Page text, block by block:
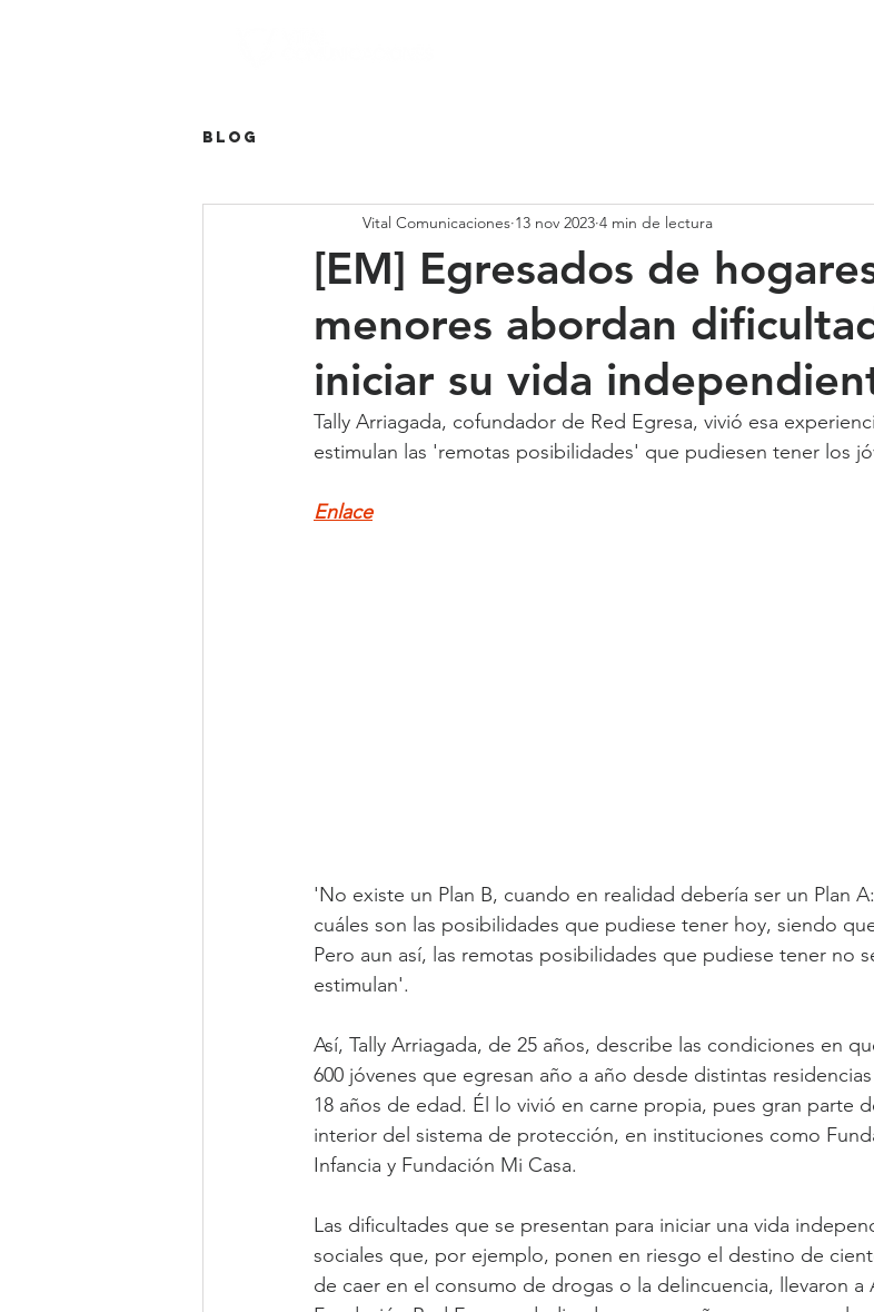
Blog
[EM] Egresados de
menores abordan
iniciar su vida
Vital Comunicaciones 13 nov 2023 4 min de lectura
Tally Arriagada, cofundador de Red Egresa, vivió esa
estimulan las 'remotas posibilidades' que pudiesen tener los
Enlace
'No existe un Plan B, cuando en realidad debería ser un Plan
cuáles son las posibilidades que pudiese tener hoy, siendo
Pero aun así, las remotas posibilidades que pudiese tener no
estimulan'.
Así, Tally Arriagada, de 25 años, describe las condiciones en
600 jóvenes que egresan año a año desde distintas
18 años de edad. Él lo vivió en carne propia, pues gran parte
interior del sistema de protección, en instituciones como
Infancia y Fundación Mi Casa.
Las dificultades que se presentan para iniciar una vida
sociales que, por ejemplo, ponen en riesgo el destino de
de caer en el consumo de drogas o la delincuencia, llevaron a